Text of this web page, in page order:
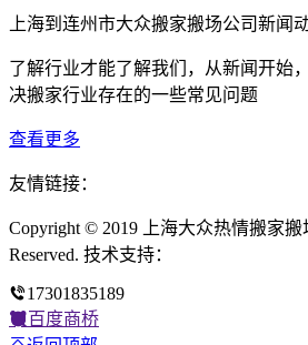
上海到连州市大众搬家搬场公司新闻
了解行业才能了解我们，从新闻开始
决搬家行业存在的一些常见问题
查看更多
友情链接：
Copyright © 2019 上海大众热情搬家搬
Reserved. 技术支持：
17301835189
百度商桥